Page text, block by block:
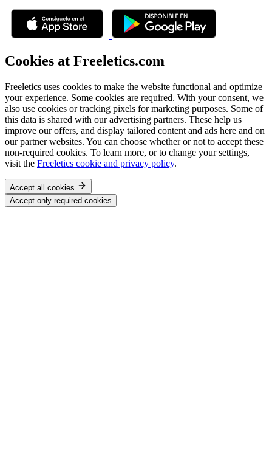
Cookies at Freeletics.com
Freeletics uses cookies to make the website functional and optimize
your experience. Some cookies are required. With your consent, we
also use cookies or tracking pixels for marketing purposes. Some of
this data is shared with our advertising partners. These help us
improve our offers, and display tailored content and ads here and on
our partner websites. You can choose whether or not to accept these
non-required cookies. To learn more, or to change your settings,
visit the Freeletics cookie and privacy policy.
Accept all cookies
Accept only required cookies